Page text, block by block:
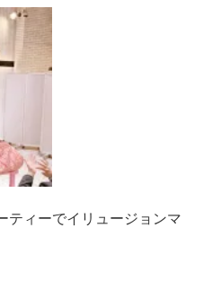
ィーでイリュージョンマ